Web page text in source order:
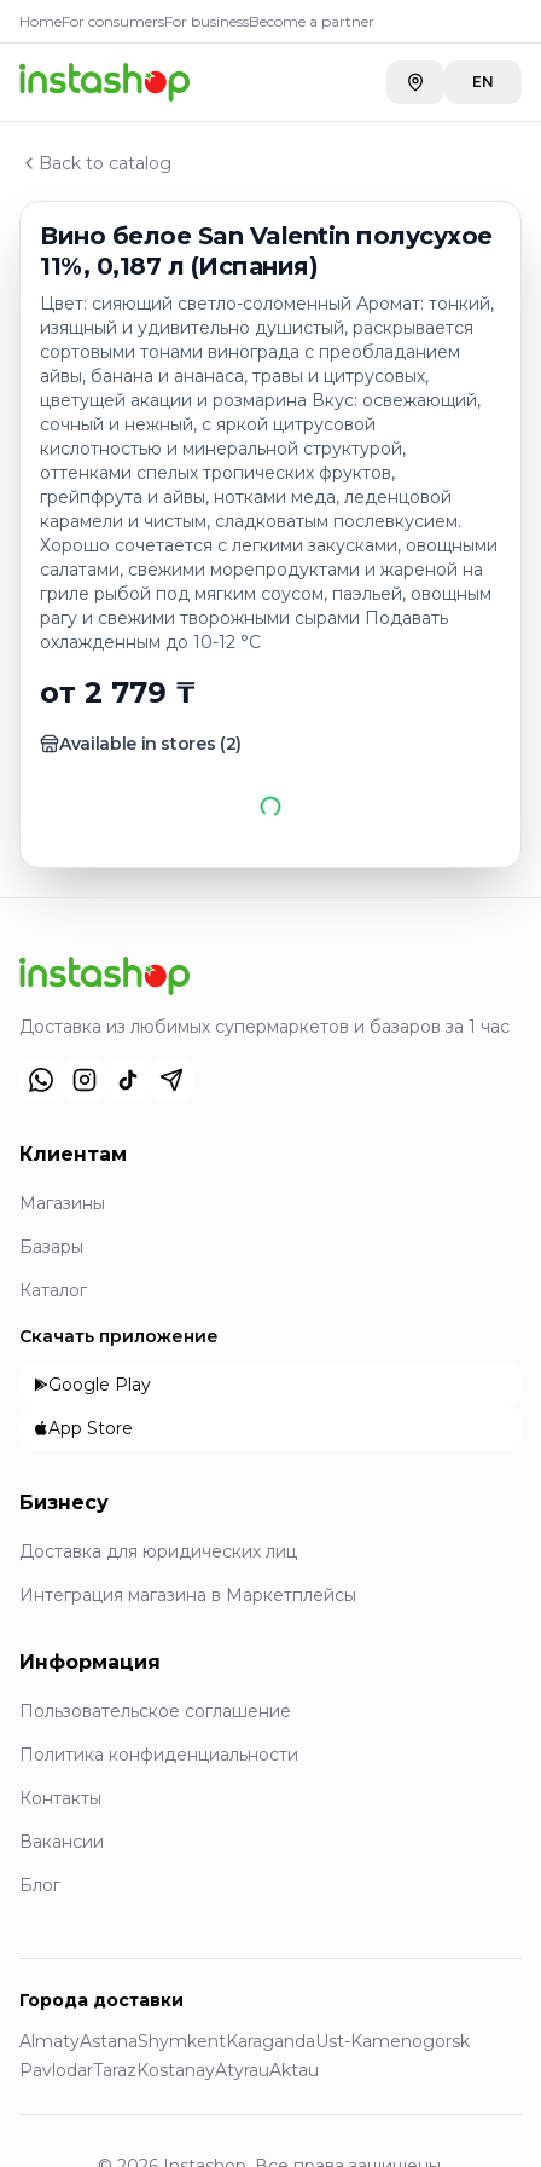
HomeFor consumersFor businessBecome a partner
EN
Back to catalog
Вино белое San Valentin полусухое
11%, 0,187 л (Испания)
Цвет: сияющий светло-соломенный Аромат: тонкий,
изящный и удивительно душистый, раскрывается
сортовыми тонами винограда с преобладанием
айвы, банана и ананаса, травы и цитрусовых,
цветущей акации и розмарина Вкус: освежающий,
сочный и нежный, с яркой цитрусовой
кислотностью и минеральной структурой,
оттенками спелых тропических фруктов,
грейпфрута и айвы, нотками меда, леденцовой
карамели и чистым, сладковатым послевкусием.
Хорошо сочетается с легкими закусками, овощными
салатами, свежими морепродуктами и жареной на
гриле рыбой под мягким соусом, паэльей, овощным
рагу и свежими творожными сырами Подавать
охлажденным до 10-12 °С
от 2 779 ₸
Available in stores (2)
Главная
Каталог
Белые вина испании
Вино белое San Valentin полусухое 11%, 0,187 л
КупитьВино белое San
Доставка из любимых супермаркетов и базаров за 1 час
Клиентам
Магазины
Базары
Каталог
Скачать приложение
Google Play
App Store
Бизнесу
Доставка для юридических лиц
Интеграция магазина в Маркетплейсы
Информация
Пользовательское соглашение
Политика конфиденциальности
Контакты
Вакансии
Блог
Города доставки
AlmatyAstanaShymkentKaragandaUst-Kamenogorsk
PavlodarTarazKostanayAtyrauAktau